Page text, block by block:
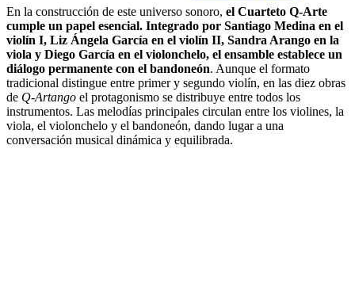
En la construcción de este universo sonoro, el Cuarteto Q-Arte
cumple un papel esencial. Integrado por Santiago Medina en el
violín I, Liz Ángela García en el violín II, Sandra Arango en la
viola y Diego García en el violonchelo, el ensamble establece un
diálogo permanente con el bandoneón. Aunque el formato
tradicional distingue entre primer y segundo violín, en las diez obras
de Q-Artango el protagonismo se distribuye entre todos los
instrumentos. Las melodías principales circulan entre los violines, la
viola, el violonchelo y el bandoneón, dando lugar a una
conversación musical dinámica y equilibrada.